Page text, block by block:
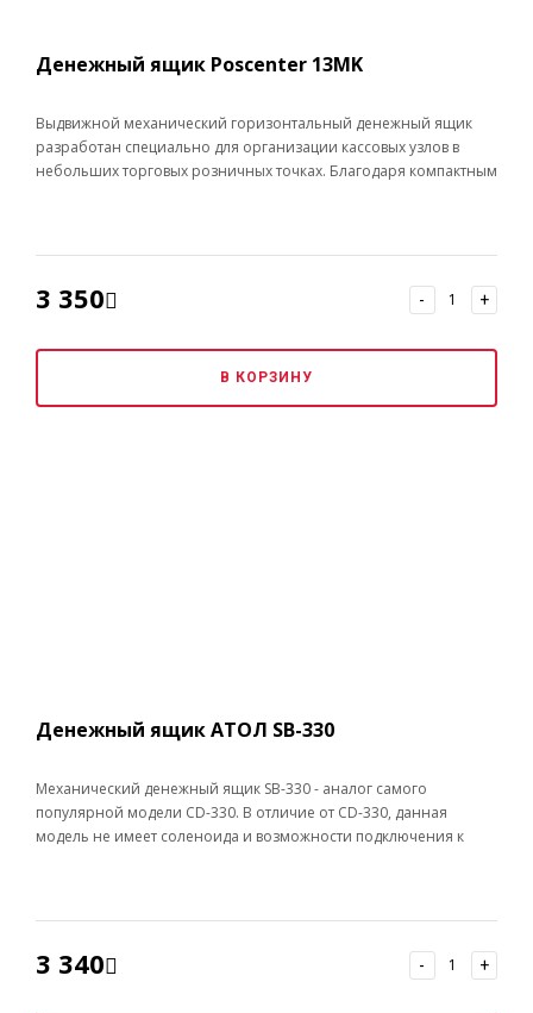
Денежный ящик Poscenter 13МK
Выдвижной механический горизонтальный денежный ящик
разработан специально для организации кассовых узлов в
небольших торговых розничных точках. Благодаря компактным
3 350 - +
В КОРЗИНУ
Денежный ящик АТОЛ SB-330
Механический денежный ящик SB-330 - аналог самого
популярной модели CD-330. В отличие от CD-330, данная
модель не имеет соленоида и возможности подключения к
3 340 - +